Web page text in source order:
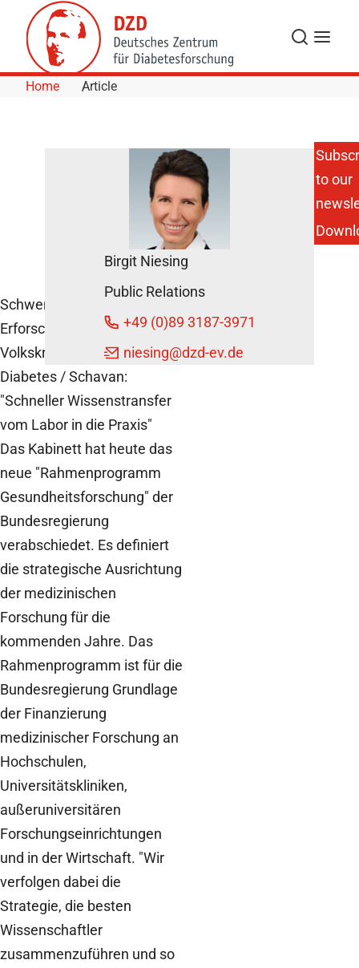
Skip to Content
Search
Menu
Home Article
Rahmenprogramm
Gesundheitsforschung
December 8, 2010
Schwerpunkt liegt in der
Erforschung der großen
Volkskrankheiten wie
Diabetes / Schavan:
"Schneller Wissenstransfer
vom Labor in die Praxis"
Das Kabinett hat heute das
neue "Rahmenprogramm
Gesundheitsforschung" der
Bundesregierung
verabschiedet. Es definiert
die strategische Ausrichtung
der medizinischen
Forschung für die
kommenden Jahre. Das
Rahmenprogramm ist für die
Bundesregierung Grundlage
der Finanzierung
medizinischer Forschung an
Hochschulen,
Universitätskliniken,
außeruniversitären
Forschungseinrichtungen
und in der Wirtschaft. "Wir
verfolgen dabei die
Strategie, die besten
Wissenschaftler
zusammenzuführen und so
Birgit Niesing
Public Relations
+49 (0)89 3187-3971
niesing@dzd-ev.de
to our